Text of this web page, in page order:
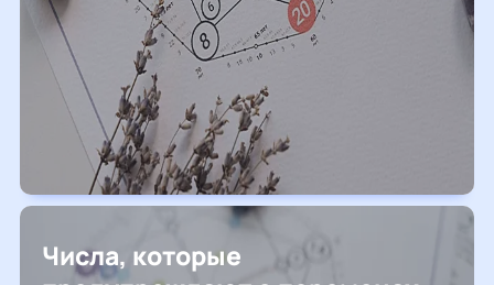
Числа, которые